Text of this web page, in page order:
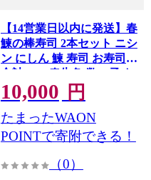
【14営業日以内に発送】春
鰊の棒寿司 2本セット ニシ
ン にしん 鰊 寿司 お寿司
合計295g 春告魚 数の子 な
なつぼし 北海道 小樽市
10,000 円
たまったWAON
POINTで寄附できる！
（0）